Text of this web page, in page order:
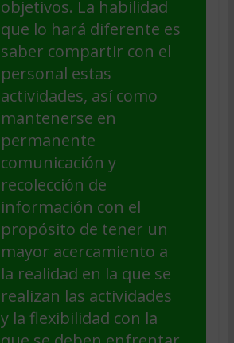
objetivos. La habilidad
que lo hará diferente es
saber compartir con el
personal estas
actividades, así como
mantenerse en
permanente
comunicación y
recolección de
información con el
propósito de tener un
mayor acercamiento a
la realidad en la que se
realizan las actividades
y la flexibilidad con la